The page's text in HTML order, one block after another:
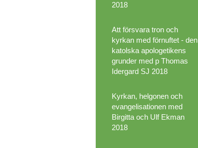
2018
Att försvara tron och
kyrkan med förnuftet - den
katolska apologetikens
grunder med p Thomas
Idergard SJ 2018
Kyrkan, helgonen och
evangelisationen med
Birgitta och Ulf Ekman
2018